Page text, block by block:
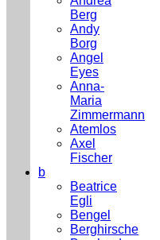
Berg
Andy
Borg
Angel
Eyes
Anna-
Maria
Zimmermann
Atemlos
Axel
Fischer
b
Beatrice
Egli
Bengel
Berghirsche